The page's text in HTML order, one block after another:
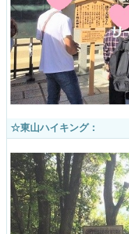
☆東山ハイキング：